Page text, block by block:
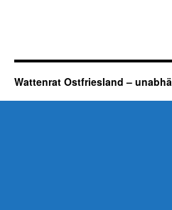
Wattenrat Ostfriesland –